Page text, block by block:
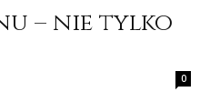
– nie tylko
0